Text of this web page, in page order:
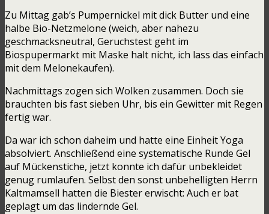
Zu Mittag gab’s Pumpernickel mit dick Butter und eine
halbe Bio-Netzmelone (weich, aber nahezu
geschmacksneutral, Geruchstest geht im
Biospupermarkt mit Maske halt nicht, ich lass das einfach
mit dem Melonekaufen).
Nachmittags zogen sich Wolken zusammen. Doch sie
brauchten bis fast sieben Uhr, bis ein Gewitter mit Regen
fertig war.
Da war ich schon daheim und hatte eine Einheit Yoga
absolviert. Anschließend eine systematische Runde Gel
auf Mückenstiche, jetzt konnte ich dafür unbekleidet
genug rumlaufen. Selbst den sonst unbehelligten Herrn
Kaltmamsell hatten die Biester erwischt: Auch er bat
geplagt um das lindernde Gel.